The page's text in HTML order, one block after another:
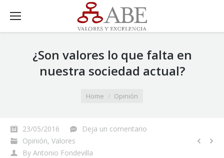
¿Son valores lo que falta en
nuestra sociedad actual?
Home Opinión
23/05/2016
Deja un comentario
Opinión, Valores
By Antonio Fondevilla